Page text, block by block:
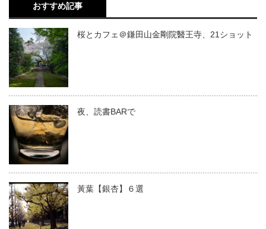
おすすめ記事
桜とカフェ＠鎌田山金剛院醫王寺、21ショット
夜、読書BARで
黃葉【銀杏】６選